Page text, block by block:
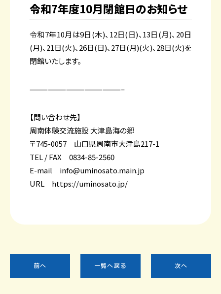
令和7年度10月閉館日のお知らせ
令和7年10月は9日(木)、12日(日)、13日(月)、20日
(月)、21日(火)、26日(日)、27日(月)(火)、28日(火)を
閉館いたします。
———————————————–
【問い合わせ先】
周南体験交流施設 大津島海の郷
〒745-0057 山口県周南市大津島217-1
TEL / FAX 0834-85-2560
E-mail info@uminosato.main.jp
URL https://uminosato.jp/
前へ 一覧へ戻る 次へ